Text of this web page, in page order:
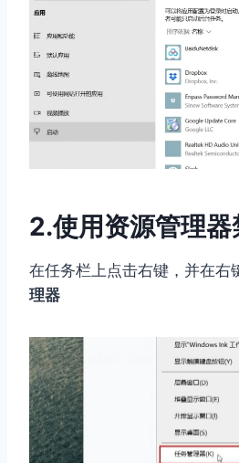
2.使用资源管理器
在任务栏上点击右键，并在右
理器